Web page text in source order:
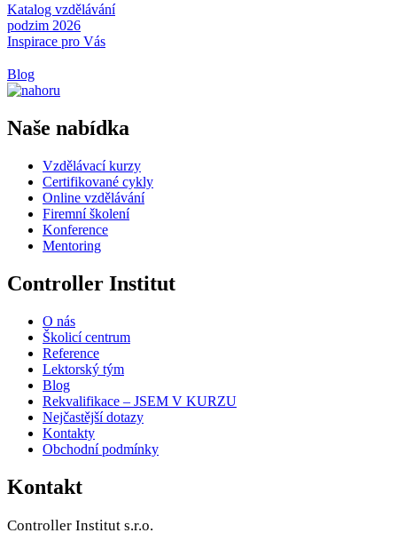
Katalog vzdělávání
podzim 2026
Inspirace pro Vás
Blog
Naše nabídka
Vzdělávací kurzy
Certifikované cykly
Online vzdělávání
Firemní školení
Konference
Mentoring
Controller Institut
O nás
Školicí centrum
Reference
Lektorský tým
Blog
Rekvalifikace – JSEM V KURZU
Nejčastější dotazy
Kontakty
Obchodní podmínky
Kontakt
Controller Institut s.r.o.